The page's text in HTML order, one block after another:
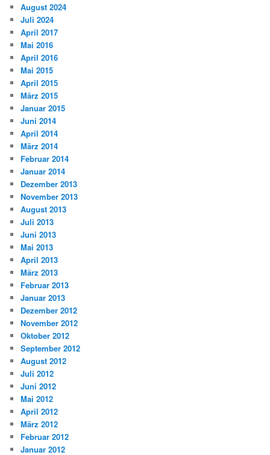
August 2024
Juli 2024
April 2017
Mai 2016
April 2016
Mai 2015
April 2015
März 2015
Januar 2015
Juni 2014
April 2014
März 2014
Februar 2014
Januar 2014
Dezember 2013
November 2013
August 2013
Juli 2013
Juni 2013
Mai 2013
April 2013
März 2013
Februar 2013
Januar 2013
Dezember 2012
November 2012
Oktober 2012
September 2012
August 2012
Juli 2012
Juni 2012
Mai 2012
April 2012
März 2012
Februar 2012
Januar 2012